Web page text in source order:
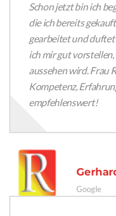
Schon jetzt bin ich
die ich bereits
gearbeitet und
ich mir gut
aussehen wird. Frau
Kompetenz,
empfehlenswert!
Google